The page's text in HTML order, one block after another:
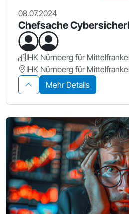
08.07.2024
Chefsache
IHK Nürnberg für
IHK Nürnberg für
Mehr Details